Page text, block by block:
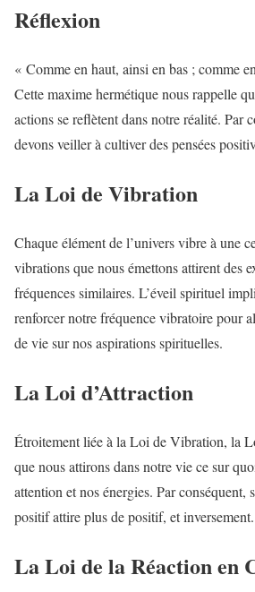
Réflexion
« Comme en haut, ainsi en bas ; comme
Cette maxime hermétique nous rappelle
actions se reflètent dans notre réalité. Par
devons veiller à cultiver des pensées
La Loi de Vibration
Chaque élément de l’univers vibre à une
vibrations que nous émettons attirent des
fréquences similaires. L’éveil spirituel
renforcer notre fréquence vibratoire pour
de vie sur nos aspirations spirituelles.
La Loi d’Attraction
Étroitement liée à la Loi de Vibration, la
que nous attirons dans notre vie ce sur
attention et nos énergies. Par conséquent,
positif attire plus de positif, et inversement.
La Loi de la Réaction en